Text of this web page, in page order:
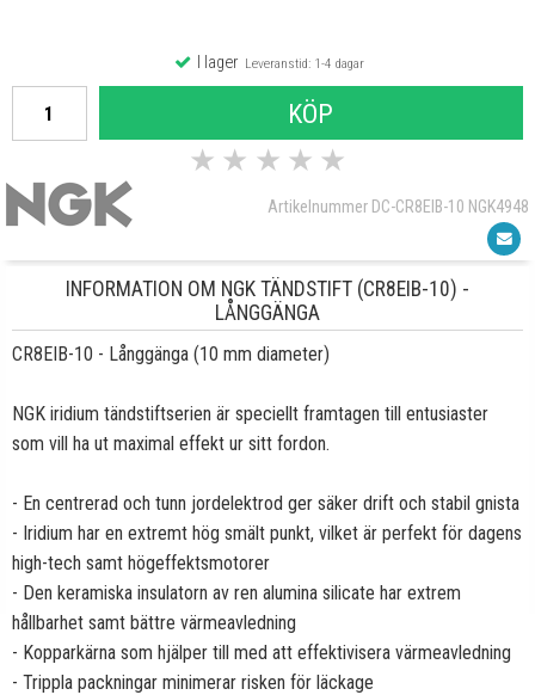
I lagerLeveranstid: 1-4 dagar
KÖP
★ ★ ★ ★ ★
Artikelnummer DC-CR8EIB-10 NGK4948
INFORMATION OM NGK TÄNDSTIFT (CR8EIB-10) -
LÅNGGÄNGA
CR8EIB-10 - Långgänga (10 mm diameter)
NGK iridium tändstiftserien är speciellt framtagen till entusiaster
som vill ha ut maximal effekt ur sitt fordon.
- En centrerad och tunn jordelektrod ger säker drift och stabil gnista
- Iridium har en extremt hög smält punkt, vilket är perfekt för dagens
high-tech samt högeffektsmotorer
- Den keramiska insulatorn av ren alumina silicate har extrem
hållbarhet samt bättre värmeavledning
- Kopparkärna som hjälper till med att effektivisera värmeavledning
- Trippla packningar minimerar risken för läckage